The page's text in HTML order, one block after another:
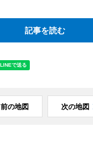
記事を読む
前の地図 次の地図